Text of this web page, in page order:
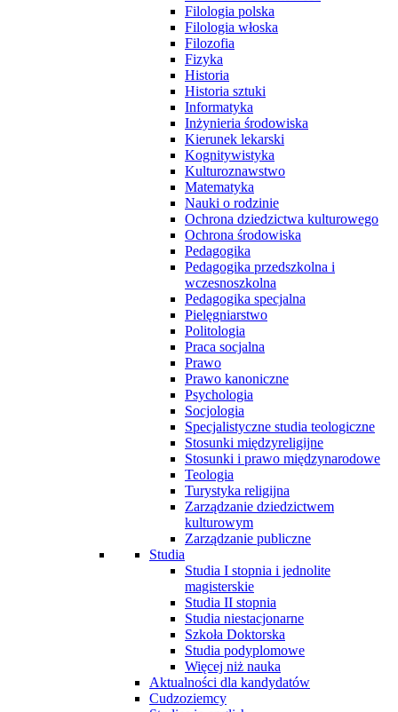
Filologia polska
Filologia włoska
Filozofia
Fizyka
Historia
Historia sztuki
Informatyka
Inżynieria środowiska
Kierunek lekarski
Kognitywistyka
Kulturoznawstwo
Matematyka
Nauki o rodzinie
Ochrona dziedzictwa kulturowego
Ochrona środowiska
Pedagogika
Pedagogika przedszkolna i
wczesnoszkolna
Pedagogika specjalna
Pielęgniarstwo
Politologia
Praca socjalna
Prawo
Prawo kanoniczne
Psychologia
Socjologia
Specjalistyczne studia teologiczne
Stosunki międzyreligijne
Stosunki i prawo międzynarodowe
Teologia
Turystyka religijna
Zarządzanie dziedzictwem
kulturowym
Zarządzanie publiczne
Studia
Studia I stopnia i jednolite
magisterskie
Studia II stopnia
Studia niestacjonarne
Szkoła Doktorska
Studia podyplomowe
Więcej niż nauka
Aktualności dla kandydatów
Cudzoziemcy